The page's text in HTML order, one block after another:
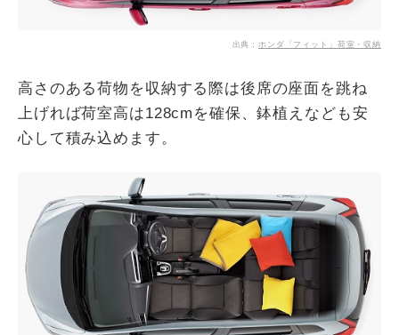
出典： ホンダ「フィット」荷室・収納
高さのある荷物を収納する際は後席の座面を跳ね
上げれば荷室高は128cmを確保、鉢植えなども安
心して積み込めます。